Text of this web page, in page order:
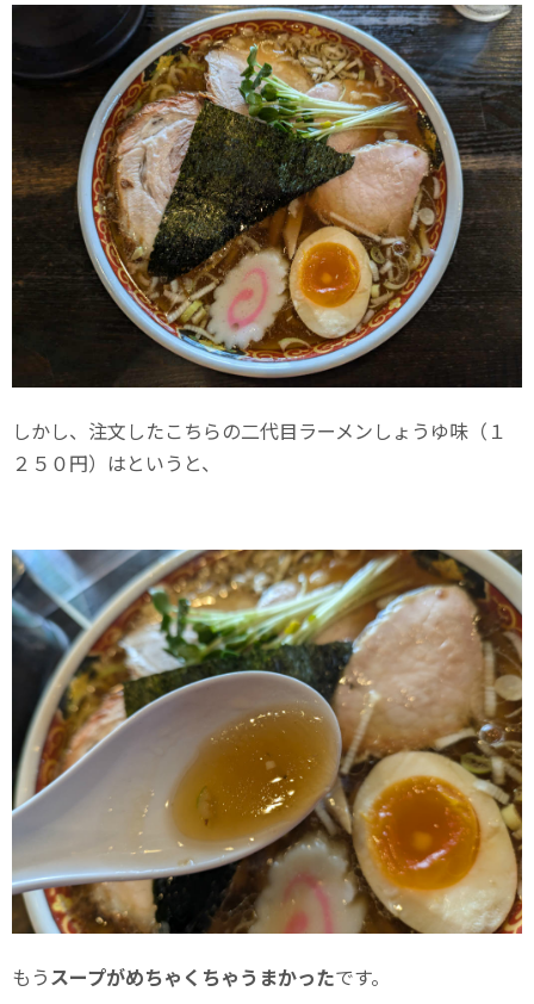
しかし、注文したこちらの二代目ラーメンしょうゆ味（１
２５０円）はというと、
もうスープがめちゃくちゃうまかったです。